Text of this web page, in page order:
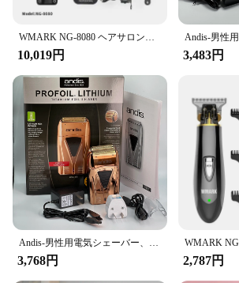
**Durable and User-Friendly**
Crafted from high-quality metal and
trimmer is built to last. The robust
home. The user-friendly design
comfortable grip that enhances
the risk of slipping during use. The
nature of the trimmer makes it easy to
allowing for precise control and
Whether you're a professional stylist
who takes grooming seriously, this
designed to meet your needs.
**Optimized for Performance**
The 6723DW Makita TP00000099
just about looks; it's engineered for
WMARK NG-8080 ヘアサロン特別バリカン電気調整可能な高速電動プッシュクリッパー LED 表示画面
10,019円 3,483円
Andis-男性用電気シェーバー、ヘアクリーニングかみそり、ハゲバリカン用品、プロのリチウムプラス、17205、17225
3,768円 2,787円